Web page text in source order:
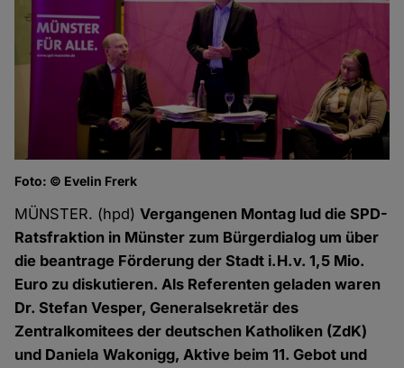
Foto: © Evelin Frerk
MÜNSTER. (hpd)Vergangenen Montag lud die SPD-
Ratsfraktion in Münster zum Bürgerdialog um über
die beantrage Förderung der Stadt i.H.v. 1,5 Mio.
Euro zu diskutieren. Als Referenten geladen waren
Dr. Stefan Vesper, Generalsekretär des
Zentralkomitees der deutschen Katholiken (ZdK)
und Daniela Wakonigg, Aktive beim 11. Gebot und